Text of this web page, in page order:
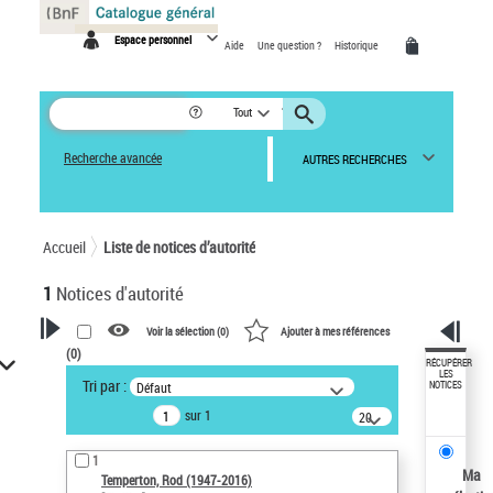
Espace personnel Aide Une question ? Historique
Tout
Recherche avancée AUTRES RECHERCHES
Accueil Liste de notices d’autorité
1 Notices d'autorité
VOTRE RECHERCHE
Recherche avancée dans les
notices d’autorité
Œuvres liées à l'auteur :
Temperton, Rod (1947-2016)
Voir la sélection (0) Ajouter à mes références
(0)
Tri par : Défaut
sur 1
20
résultats/page
1
Temperton, Rod (1947-2016)
RÉCUPÉRER
LES
NOTICES
Ma
Panneau de gestion des cookies